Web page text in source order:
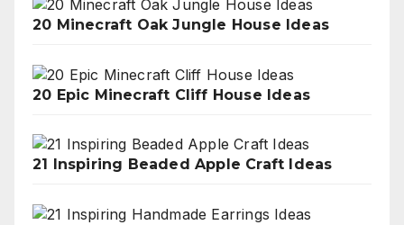
20 Minecraft Oak Jungle House Ideas
20 Epic Minecraft Cliff House Ideas
21 Inspiring Beaded Apple Craft Ideas